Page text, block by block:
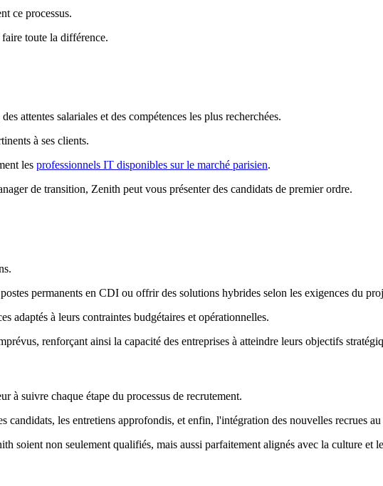
ce processus.
toute la différence.
attentes salariales et des compétences les plus recherchées.
à ses clients.
les professionnels IT disponibles sur le marché parisien.
de transition, Zenith peut vous présenter des candidats de premier ordre.
permanents en CDI ou offrir des solutions hybrides selon les exigences du
adaptés à leurs contraintes budgétaires et opérationnelles.
renforçant ainsi la capacité des entreprises à atteindre leurs objectifs
à suivre chaque étape du processus de recrutement.
les entretiens approfondis, et enfin, l'intégration des nouvelles recrues au
soient non seulement qualifiés, mais aussi parfaitement alignés avec la culture et